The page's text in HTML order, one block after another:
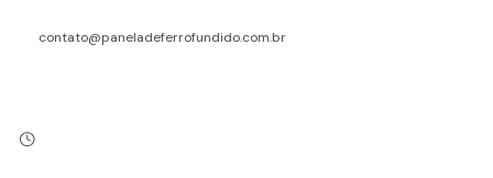
contato@paneladeferrofundido.com.br